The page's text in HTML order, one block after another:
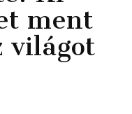
ment
világot